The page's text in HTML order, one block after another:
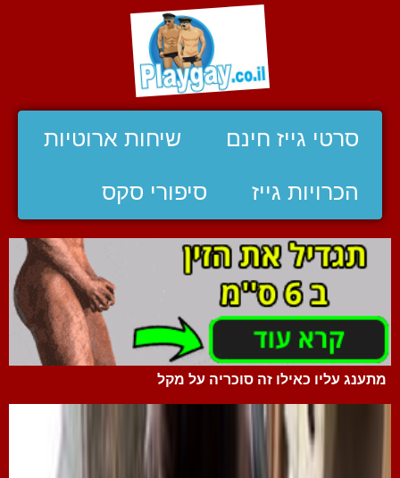
סרטי גייז חינם שיחות ארוטיות
הכרויות גייז סיפורי סקס
מתענג עליו כאילו זה סוכריה על מקל